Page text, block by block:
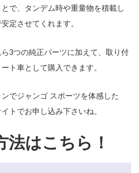
で、タンデム時や重量物を積載し
定させてくれます。
3つの純正パーツに加えて、取り付
ト車として購入できます。
でジャンゴ スポーツを体感した
トでお申し込み下さいね。
法はこちら！